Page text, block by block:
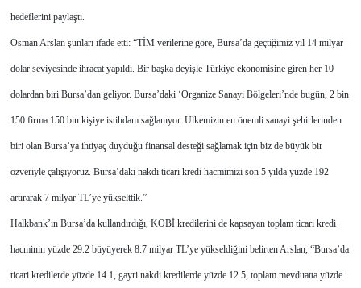
hedeflerini paylaştı.
Osman Arslan şunları ifade etti: “TİM verilerine göre, Bursa’da geçtiğimiz yıl 14 milyar
dolar seviyesinde ihracat yapıldı. Bir başka deyişle Türkiye ekonomisine giren her 10
dolardan biri Bursa’dan geliyor. Bursa’daki ‘Organize Sanayi Bölgeleri’nde bugün, 2 bin
150 firma 150 bin kişiye istihdam sağlanıyor. Ülkemizin en önemli sanayi şehirlerinden
biri olan Bursa’ya ihtiyaç duyduğu finansal desteği sağlamak için biz de büyük bir
özveriyle çalışıyoruz. Bursa’daki nakdi ticari kredi hacmimizi son 5 yılda yüzde 192
artırarak 7 milyar TL’ye yükselttik.”
Halkbank’ın Bursa’da kullandırdığı, KOBİ kredilerini de kapsayan toplam ticari kredi
hacminin yüzde 29.2 büyüyerek 8.7 milyar TL’ye yükseldiğini belirten Arslan, “Bursa’da
ticari kredilerde yüzde 14.1, gayri nakdi kredilerde yüzde 12.5, toplam mevduatta yüzde